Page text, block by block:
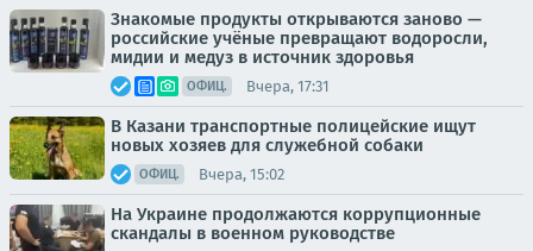
Знакомые продукты открываются заново —
российские учёные превращают водоросли,
мидии и медуз в источник здоровья
ОФИЦ. Вчера, 17:31
В Казани транспортные полицейские ищут
новых хозяев для служебной собаки
ОФИЦ. Вчера, 15:02
На Украине продолжаются коррупционные
скандалы в военном руководстве